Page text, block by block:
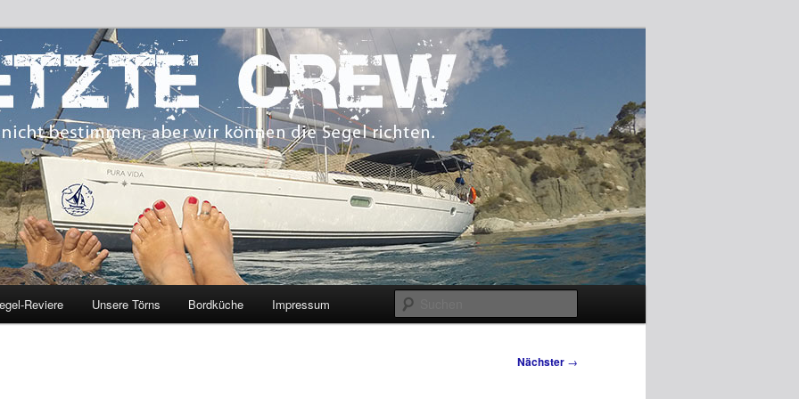
bestimmen, aber wir können die Segel richten.
Reviere Unsere Törns Bordküche Impressum
Nächster →